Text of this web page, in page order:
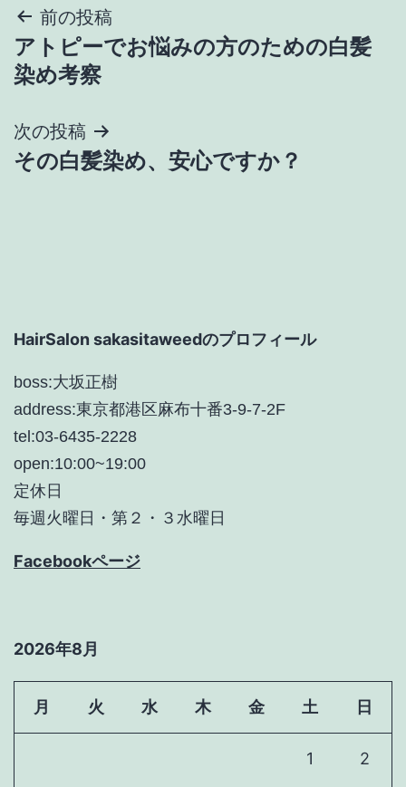
投
稿
ビ
ン
前の投稿
アトピーでお悩みの方のための白髪
染め考察
次の投稿
その白髪染め、安心ですか？
HairSalon sakasitaweedのプロフィール
boss:大坂正樹
address:東京都港区麻布十番3-9-7-2F
tel:03-6435-2228
open:10:00~19:00
定休日
毎週火曜日・第２・３水曜日
Facebookページ
2026年8月
月 火 水 木 金 土 日
1 2